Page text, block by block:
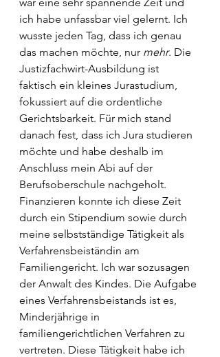
ich habe unfassbar viel gelernt. Ich
wusste jeden Tag, dass ich genau
das machen möchte, nur mehr. Die
Justizfachwirt-Ausbildung ist
faktisch ein kleines Jurastudium,
fokussiert auf die ordentliche
Gerichtsbarkeit. Für mich stand
danach fest, dass ich Jura studieren
möchte und habe deshalb im
Anschluss mein Abi auf der
Berufsoberschule nachgeholt.
Finanzieren konnte ich diese Zeit
durch ein Stipendium sowie durch
meine selbstständige Tätigkeit als
Verfahrensbeiständin am
Familiengericht. Ich war sozusagen
der Anwalt des Kindes. Die Aufgabe
eines Verfahrensbeistands ist es,
Minderjährige in
familiengerichtlichen Verfahren zu
vertreten. Diese Tätigkeit habe ich